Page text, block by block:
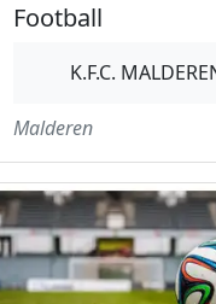
Football
K.F.C.
Malderen